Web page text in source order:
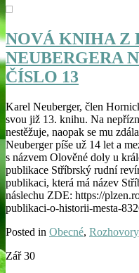
NOVÁ KNIHA Z
NEUBERGERA
ČÍSLO 13
Karel Neuberger, člen
svou již 13. knihu. Na
nestěžuje, naopak se mu
Neuberger píše už 14 let a
s názvem Olověné doly u
publikace Stříbrský rudní
publikaci, která má název
náslechu ZDE: https://
publikaci-o-historii-mesta-
Posted in Obecné, Rozhovory
Zář 30